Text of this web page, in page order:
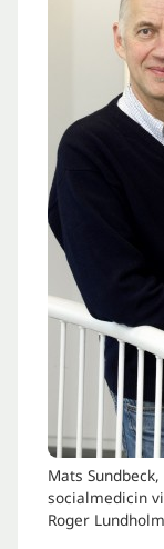
Mats
socialmedicin
Roger